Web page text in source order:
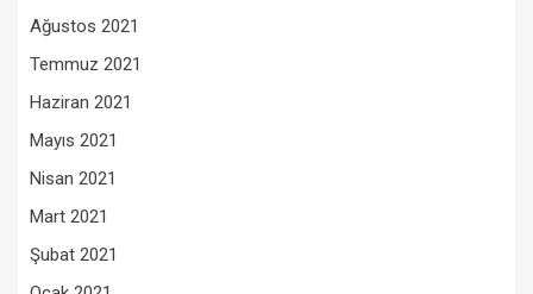
Ağustos 2021
Temmuz 2021
Haziran 2021
Mayıs 2021
Nisan 2021
Mart 2021
Şubat 2021